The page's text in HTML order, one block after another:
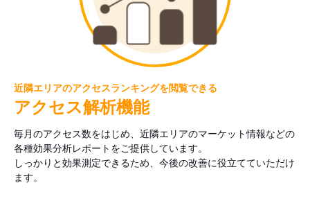
近隣エリアのアクセスランキングを閲覧できる
アクセス解析機能
毎月のアクセス数をはじめ、近隣エリアのマーケット情報などの
各種効果分析レポートをご提供しています。
しっかりと効果測定できるため、今後の改善に役立てていただけ
ます。